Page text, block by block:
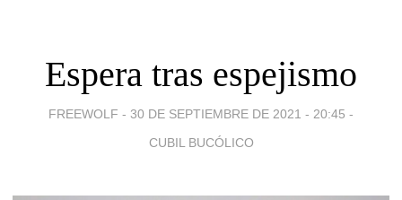
Espera tras espejismo
FREEWOLF - 30 DE SEPTIEMBRE DE 2021 - 20:45 -
CUBIL BUCÓLICO